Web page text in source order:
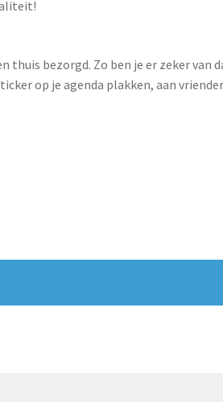
bezorgd. Zo ben je er zeker van
op je agenda plakken, aan